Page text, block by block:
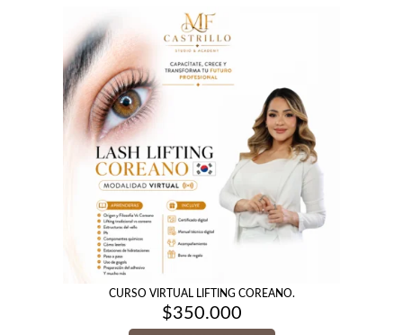
CURSO VIRTUAL LIFTING COREANO.
$350.000